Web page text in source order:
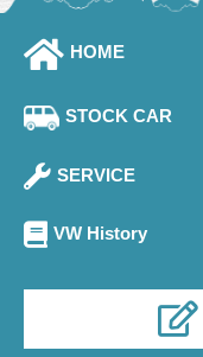
HOME
STOCK CAR
SERVICE
VW History